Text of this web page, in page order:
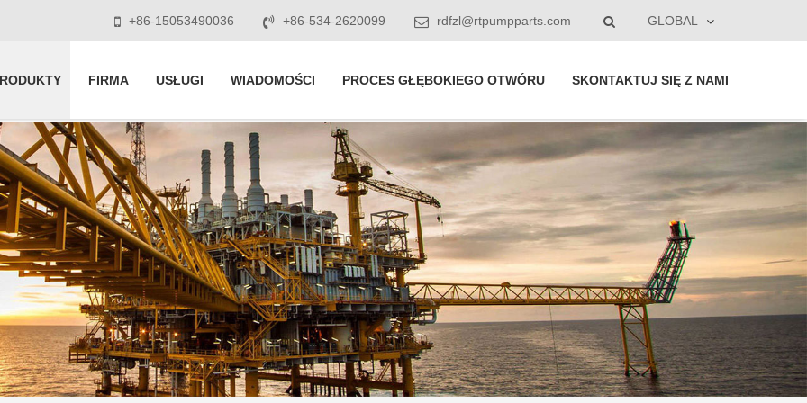
GLOBAL
+86-15053490036 +86-534-2620099 rdfzl@rtpumpparts.com
FIRMA USŁUGI WIADOMOŚCI PROCES GŁĘBOKIEGO OTWÓRU SKONTAKTUJ SIĘ Z NAMI